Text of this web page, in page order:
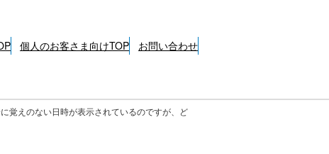
個人のお客さま向けTOP お問い合わせ
覚えのない日時が表示されているのですが、ど